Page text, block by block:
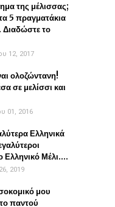
της μέλισσας;
5 πραγματάκια
Διαδώστε το
12, 2017
ολοζώντανη!
σε μελίσσι και
01, 2016
Ελληνικά
Ελληνικό Μέλι....
2019
μου
παντού